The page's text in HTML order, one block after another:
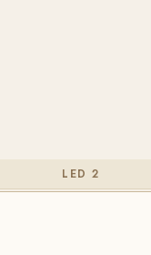
LED 2